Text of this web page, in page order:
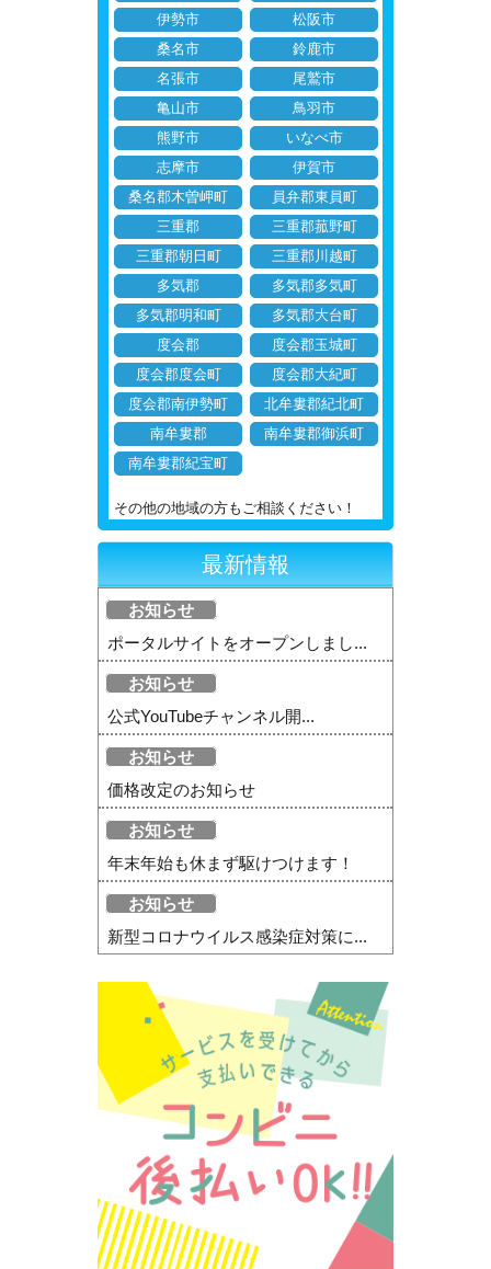
伊勢市
松阪市
桑名市
鈴鹿市
名張市
尾鷲市
亀山市
鳥羽市
熊野市
いなべ市
志摩市
伊賀市
桑名郡木曽岬町
員弁郡東員町
三重郡
三重郡菰野町
三重郡朝日町
三重郡川越町
多気郡
多気郡多気町
多気郡明和町
多気郡大台町
度会郡
度会郡玉城町
度会郡度会町
度会郡大紀町
度会郡南伊勢町
北牟婁郡紀北町
南牟婁郡
南牟婁郡御浜町
南牟婁郡紀宝町
その他の地域の方もご相談ください！
最新情報
お知らせ
ポータルサイトをオープンしまし...
お知らせ
公式YouTubeチャンネル開...
お知らせ
価格改定のお知らせ
お知らせ
年末年始も休まず駆けつけます！
お知らせ
新型コロナウイルス感染症対策に...